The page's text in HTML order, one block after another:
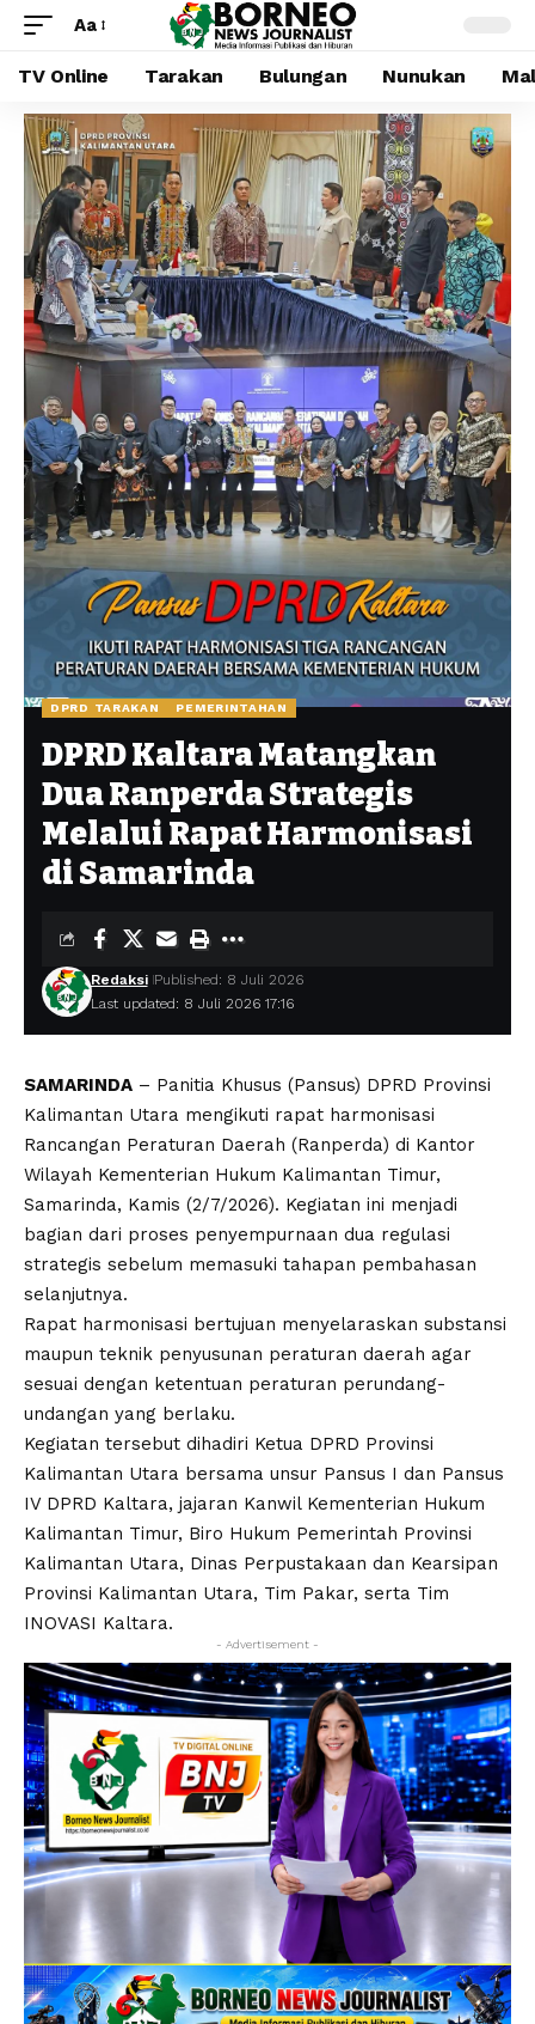
Aa
TV Online Tarakan Bulungan Nunukan
DPRD TARAKAN PEMERINTAHAN
DPRD Kaltara Matangkan
Dua Ranperda Strategis
Melalui Rapat Harmonisasi
di Samarinda
Last updated: 8 Juli 2026 17:16
Redaksi Published: 8 Juli 2026
SAMARINDA – Panitia Khusus (Pansus) DPRD Provinsi
Kalimantan Utara mengikuti rapat harmonisasi
Rancangan Peraturan Daerah (Ranperda) di Kantor
Wilayah Kementerian Hukum Kalimantan Timur,
Samarinda, Kamis (2/7/2026). Kegiatan ini menjadi
bagian dari proses penyempurnaan dua regulasi
strategis sebelum memasuki tahapan pembahasan
selanjutnya.
Rapat harmonisasi bertujuan menyelaraskan substansi
maupun teknik penyusunan peraturan daerah agar
sesuai dengan ketentuan peraturan perundang-
undangan yang berlaku.
Kegiatan tersebut dihadiri Ketua DPRD Provinsi
Kalimantan Utara bersama unsur Pansus I dan Pansus
IV DPRD Kaltara, jajaran Kanwil Kementerian Hukum
Kalimantan Timur, Biro Hukum Pemerintah Provinsi
Kalimantan Utara, Dinas Perpustakaan dan Kearsipan
Provinsi Kalimantan Utara, Tim Pakar, serta Tim
INOVASI Kaltara.
- Advertisement -